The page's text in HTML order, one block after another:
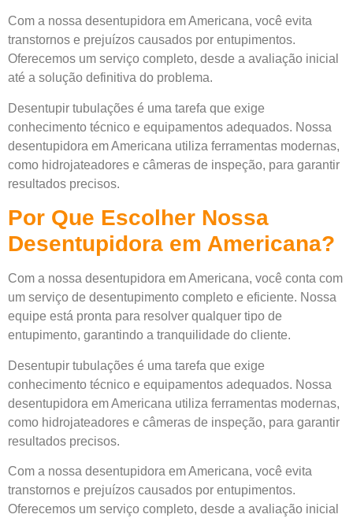
Com a nossa desentupidora em Americana, você evita
transtornos e prejuízos causados por entupimentos.
Oferecemos um serviço completo, desde a avaliação inicial
até a solução definitiva do problema.
Desentupir tubulações é uma tarefa que exige
conhecimento técnico e equipamentos adequados. Nossa
desentupidora em Americana utiliza ferramentas modernas,
como hidrojateadores e câmeras de inspeção, para garantir
resultados precisos.
Por Que Escolher Nossa
Desentupidora em Americana?
Com a nossa desentupidora em Americana, você conta com
um serviço de desentupimento completo e eficiente. Nossa
equipe está pronta para resolver qualquer tipo de
entupimento, garantindo a tranquilidade do cliente.
Desentupir tubulações é uma tarefa que exige
conhecimento técnico e equipamentos adequados. Nossa
desentupidora em Americana utiliza ferramentas modernas,
como hidrojateadores e câmeras de inspeção, para garantir
resultados precisos.
Com a nossa desentupidora em Americana, você evita
transtornos e prejuízos causados por entupimentos.
Oferecemos um serviço completo, desde a avaliação inicial